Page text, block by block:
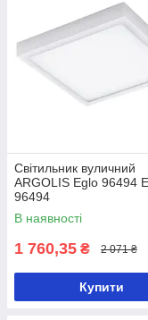
Світильник вуличний
ARGOLIS Eglo 96494
96494
В наявності
1 760,35 ₴ 2 071 ₴
Купити